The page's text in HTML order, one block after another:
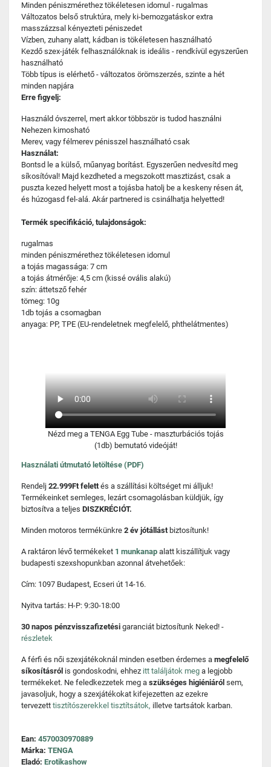
Minden péniszmérethez tökéletesen idomul - rugalmas
Változatos belső struktúra, mely ki-bemozgatáskor extra
masszázzsal kényezteti péniszedet
Vízben, zuhany alatt, kádban is tökéletesen használható
Kezdő szex-játék felhasználóknak is ideális - rendkívül egyszerűen
használható
Több típus is elérhető - változatos örömszerzés, szinte a hét
minden napjára
Erre figyelj:
Használd óvszerrel, mert akkor többször is tudod használni
Nehezen kimosható
Merev, vagy félmerev pénisszel használható csak
Használat:
Bontsd le a külső, műanyag borítást. Egyszerűen nedvesítd meg
síkosítóval! Majd kezdheted a megszokott masztizást, csak a
puszta kezed helyett most a tojásba hatolj be a keskeny résen át,
és húzogasd fel-alá. Akár partnered is csinálhatja helyetted!
Termék specifikáció, tulajdonságok:
rugalmas
minden péniszmérethez tökéletesen idomul
a tojás magassága: 7 cm
a tojás átmérője: 4,5 cm (kissé ovális alakú)
szín: áttetsző fehér
tömeg: 10g
1db tojás a csomagban
anyaga: PP, TPE (EU-rendeletnek megfelelő, phthelátmentes)
Nézd meg a TENGA Egg Tube - maszturbációs tojás
(1db) bemutató videóját!
Használati útmutató letöltése (PDF)
Rendelj 22.999Ft felettés a szállítási költséget mi álljuk!
Termékeinket semleges, lezárt csomagolásban küldjük, így
biztosítva a teljes DISZKRÉCIÓT.
Minden motoros termékünkre 2 év jótállást biztosítunk!
A raktáron lévő termékeket 1 munkanap alatt kiszállítjuk vagy
budapesti szexshopunkban azonnal átvehetőek:
Cím: 1097 Budapest, Ecseri út 14-16.
Nyitva tartás: H-P: 9:30-18:00
30 napos pénzvisszafizetési garanciát biztosítunk Neked! -
részletek
A férfi és női szexjátékoknál minden esetben érdemes a megfelelő
síkosításról is gondoskodni, ehhez itt találjátok meg a legjobb
termékeket. Ne feledkezzetek meg a szükséges higiéniáról sem,
javasoljuk, hogy a szexjátékokat kifejezetten az ezekre
tervezett tisztítószerekkel tisztítsátok, illetve tartsátok karban.
Ean: 4570030970889
Márka: TENGA
Eladó: Erotikashow